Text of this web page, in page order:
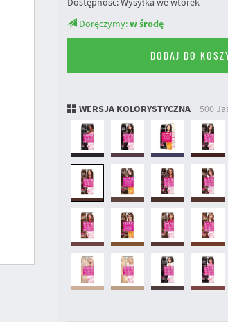
Doręczymy:w środę
DODAJ DO
WERSJA KOLORYSTYCZNA 500